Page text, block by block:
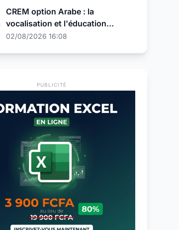
CREM option Arabe : la
vocalisation et l'éducation
religieuse au programme de la
02/08/2026 16:08
PUBLICITÉ